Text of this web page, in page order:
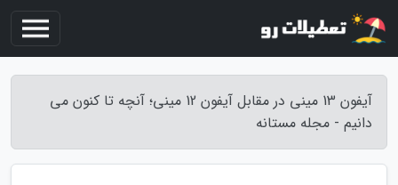
آیفون 13 مینی در مقابل آیفون 12 مینی؛ آنچه تا کنون می
دانیم - مجله مستانه